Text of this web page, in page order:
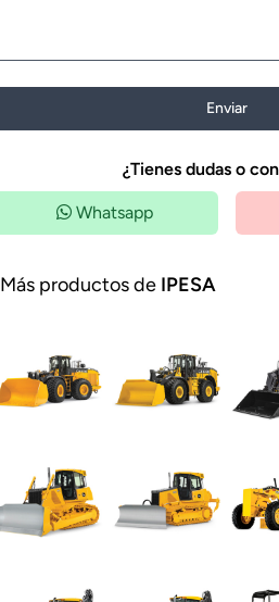
Enviar
¿Tienes dudas o
Whatsapp
Más productos de IPESA